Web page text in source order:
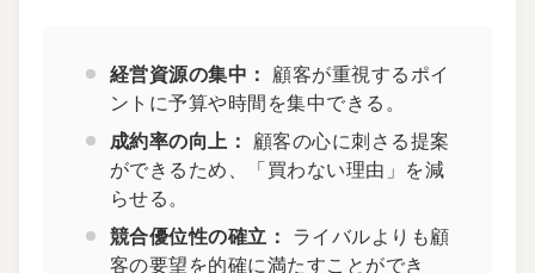
経営資源の集中： 顧客が重視するポイ
ントに予算や時間を集中できる。
成約率の向上： 顧客の心に刺さる提案
ができるため、「買わない理由」を減
らせる。
競合優位性の確立： ライバルよりも顧
客の要望を的確に満たすことができ